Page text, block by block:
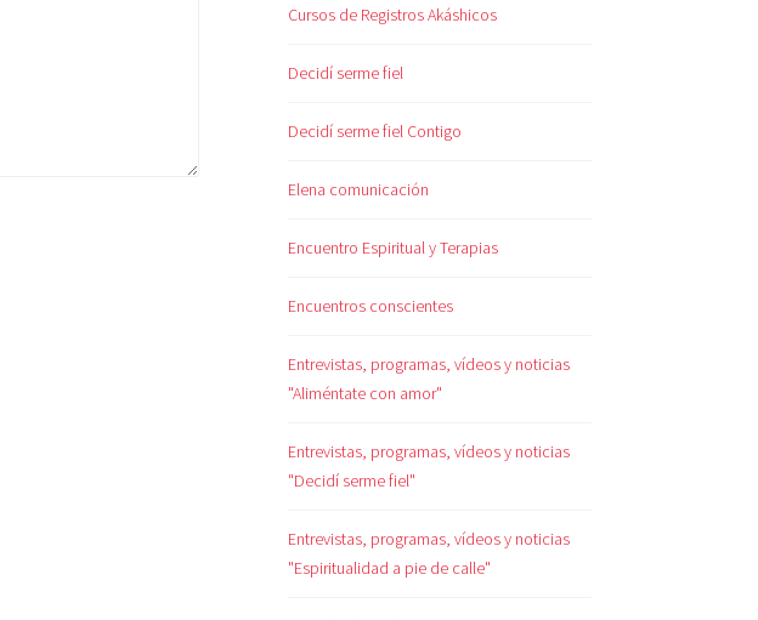
Cursos de Registros Akáshicos
Decidí serme fiel
Decidí serme fiel Contigo
Elena comunicación
Encuentro Espiritual y Terapias
Encuentros conscientes
Entrevistas, programas, vídeos y noticias
"Aliméntate con amor"
Entrevistas, programas, vídeos y noticias
"Decidí serme fiel"
Entrevistas, programas, vídeos y noticias
"Espiritualidad a pie de calle"